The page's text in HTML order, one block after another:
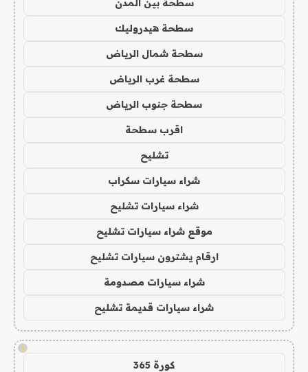
سطحة بين المدن
سطحة هيدروليك
سطحة شمال الرياض
سطحة غرب الرياض
سطحة جنوب الرياض
اقرب سطحة
تشليح
شراء سيارات سكراب
شراء سيارات تشليح
موقع شراء سيارات تشليح
ارقام يشترون سيارات تشليح
شراء سيارات مصدومة
شراء سيارات قديمة تشليح
!
كورة 365